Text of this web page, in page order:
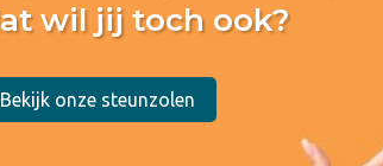
wil jij toch ook?
Bekijk onze steunzolen